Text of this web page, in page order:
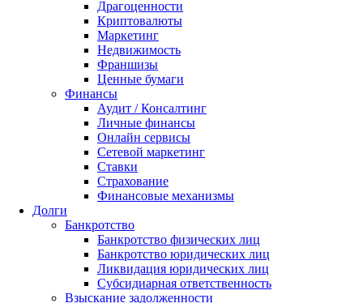
Драгоценности
Криптовалюты
Маркетинг
Недвижимость
Франшизы
Ценные бумаги
Финансы
Аудит / Консалтинг
Личные финансы
Онлайн сервисы
Сетевой маркетинг
Ставки
Страхование
Финансовые механизмы
Долги
Банкротство
Банкротство физических лиц
Банкротство юридических лиц
Ликвидация юридических лиц
Субсидиарная ответственность
Взыскание задолженности